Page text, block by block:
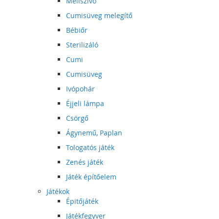
Cumisüveg melegítő
Bébiőr
Sterilizáló
Cumi
Cumisüveg
Ivópohár
Éjjeli lámpa
Csörgő
Ágynemű, Paplan
Tologatós játék
Zenés játék
Játék építőelem
Játékok
Épitőjáték
Játékfegyver